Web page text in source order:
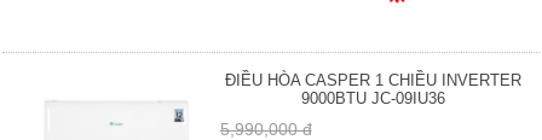
ĐIỀU HÒA CASPER 1 CHIỀU INVERTER
9000BTU JC-09IU36
5,990,000 đ